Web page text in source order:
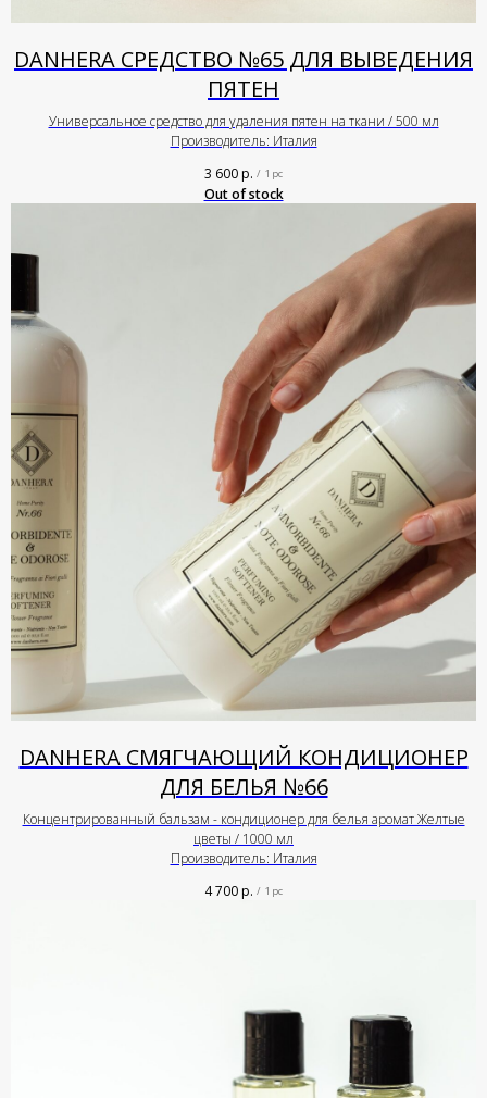
DANHERA СРЕДСТВО №65 ДЛЯ ВЫВЕДЕНИЯ
ПЯТЕН
Универсальное средство для удаления пятен на ткани / 500 мл
Производитель: Италия
3 600р. / 1 pc
Out of stock
DANHERA СМЯГЧАЮЩИЙ КОНДИЦИОНЕР
ДЛЯ БЕЛЬЯ №66
Концентрированный бальзам - кондиционер для белья аромат Желтые
цветы / 1000 мл
Производитель: Италия
4 700р. / 1 pc